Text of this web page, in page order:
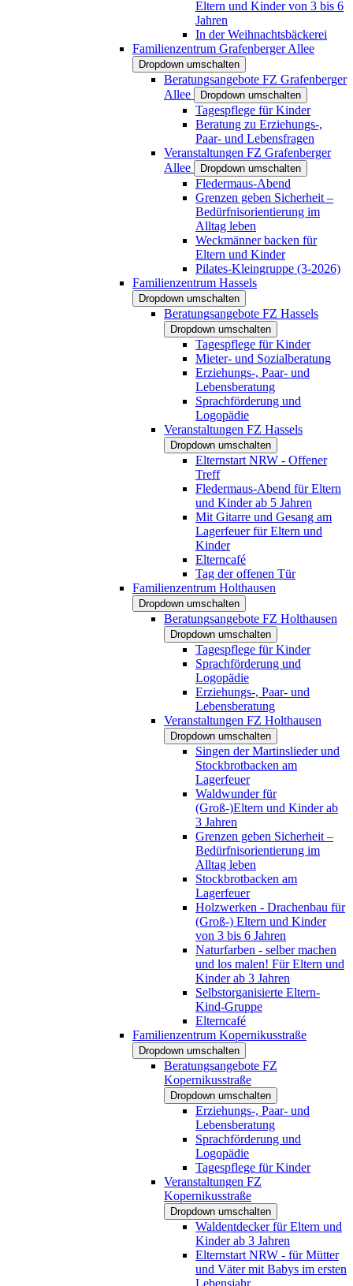
Eltern und Kinder von 3 bis 6
Jahren
In der Weihnachtsbäckerei
Familienzentrum Grafenberger Allee
Dropdown umschalten
Beratungsangebote FZ Grafenberger
Allee
Dropdown umschalten
Tagespflege für Kinder
Beratung zu Erziehungs-,
Paar- und Lebensfragen
Veranstaltungen FZ Grafenberger
Allee
Dropdown umschalten
Fledermaus-Abend
Grenzen geben Sicherheit –
Bedürfnisorientierung im
Alltag leben
Weckmänner backen für
Eltern und Kinder
Pilates-Kleingruppe (3-2026)
Familienzentrum Hassels
Dropdown umschalten
Beratungsangebote FZ Hassels
Dropdown umschalten
Tagespflege für Kinder
Mieter- und Sozialberatung
Erziehungs-, Paar- und
Lebensberatung
Sprachförderung und
Logopädie
Veranstaltungen FZ Hassels
Dropdown umschalten
Elternstart NRW - Offener
Treff
Fledermaus-Abend für Eltern
und Kinder ab 5 Jahren
Mit Gitarre und Gesang am
Lagerfeuer für Eltern und
Kinder
Elterncafé
Tag der offenen Tür
Familienzentrum Holthausen
Dropdown umschalten
Beratungsangebote FZ Holthausen
Dropdown umschalten
Tagespflege für Kinder
Sprachförderung und
Logopädie
Erziehungs-, Paar- und
Lebensberatung
Veranstaltungen FZ Holthausen
Dropdown umschalten
Singen der Martinslieder und
Stockbrotbacken am
Lagerfeuer
Waldwunder für
(Groß-)Eltern und Kinder ab
3 Jahren
Grenzen geben Sicherheit –
Bedürfnisorientierung im
Alltag leben
Stockbrotbacken am
Lagerfeuer
Holzwerken - Drachenbau für
(Groß-) Eltern und Kinder
von 3 bis 6 Jahren
Naturfarben - selber machen
und los malen! Für Eltern und
Kinder ab 3 Jahren
Selbstorganisierte Eltern-
Kind-Gruppe
Elterncafé
Familienzentrum Kopernikusstraße
Dropdown umschalten
Beratungsangebote FZ
Kopernikusstraße
Dropdown umschalten
Erziehungs-, Paar- und
Lebensberatung
Sprachförderung und
Logopädie
Tagespflege für Kinder
Veranstaltungen FZ
Kopernikusstraße
Dropdown umschalten
Waldentdecker für Eltern und
Kinder ab 3 Jahren
Elternstart NRW - für Mütter
und Väter mit Babys im ersten
Lebensjahr